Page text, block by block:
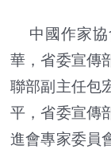
中國作家協
華，省委宣傳
聯部副主任包
平，省委宣傳
進會專家委員